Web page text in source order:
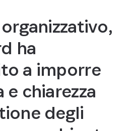
ha
a imporre
chiarezza
degli